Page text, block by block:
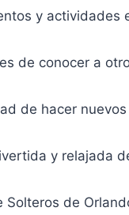
y actividades
de conocer a
de hacer
y relajada
Solteros de